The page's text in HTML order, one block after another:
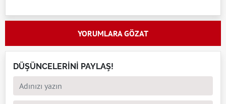
YORUMLARA GÖZAT
DÜŞÜNCELERİNİ PAYLAŞ!